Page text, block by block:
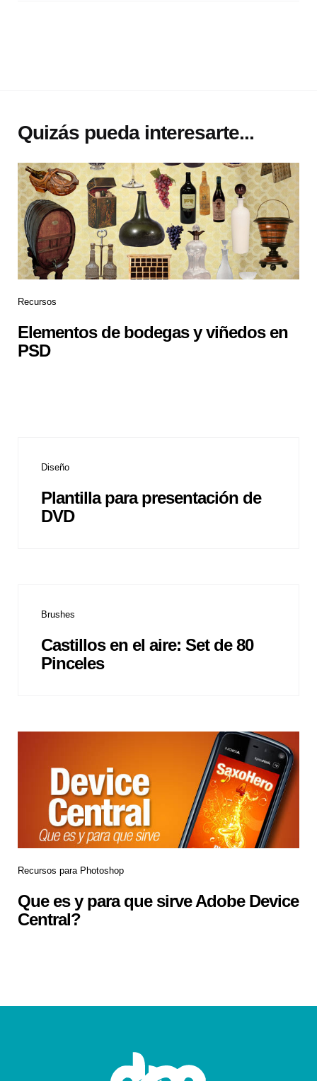
Quizás pueda interesarte...
Recursos
Elementos de bodegas y viñedos en
PSD
Diseño
Plantilla para presentación de
DVD
Brushes
Castillos en el aire: Set de 80
Pinceles
Recursos para Photoshop
Que es y para que sirve Adobe Device
Central?